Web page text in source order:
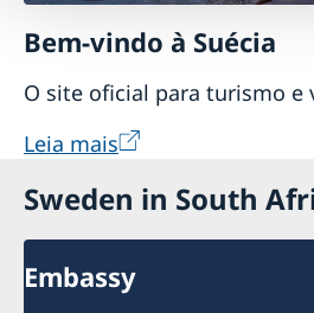
Bem-vindo à Suécia
O site oficial para turismo e
Leia mais
Sweden in South
Embassy